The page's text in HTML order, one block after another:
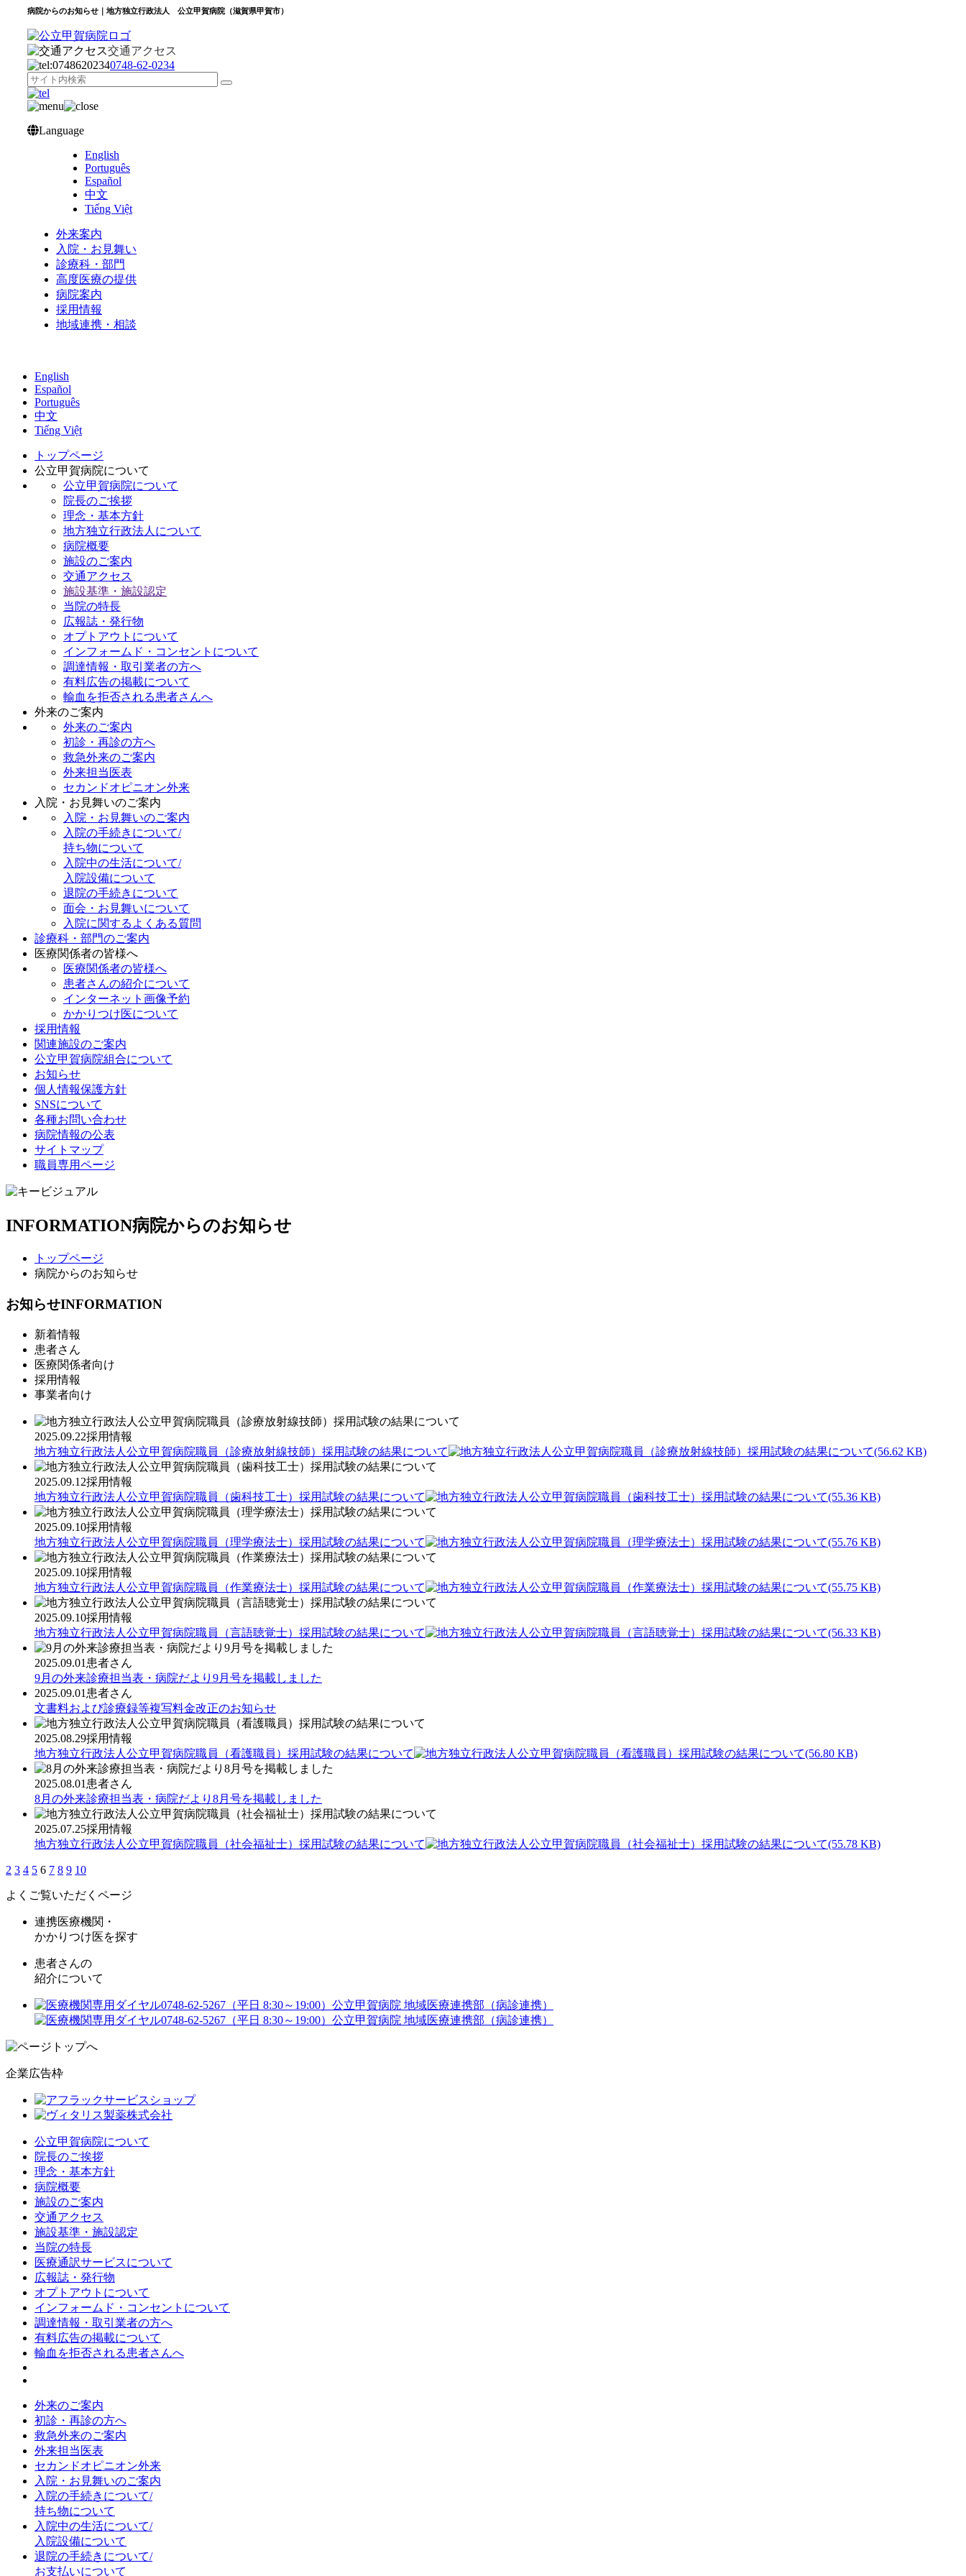
病院からのお知らせ｜地方独立行政法人 公立甲賀病院（滋賀県甲賀市）
交通アクセス
0748‐62‐0234
Language
English
Português
Español
中文
Tiếng Việt
外来案内
入院・お見舞い
診療科・部門
高度医療の提供
病院案内
採用情報
地域連携・相談
English
Español
Português
中文
Tiếng Việt
トップページ
公立甲賀病院について
公立甲賀病院について
院長のご挨拶
理念・基本方針
地方独立行政法人について
病院概要
施設のご案内
交通アクセス
施設基準・施設認定
当院の特長
広報誌・発行物
オプトアウトについて
インフォームド・コンセントについて
調達情報・取引業者の方へ
有料広告の掲載について
輸血を拒否される患者さんへ
外来のご案内
外来のご案内
初診・再診の方へ
救急外来のご案内
外来担当医表
セカンドオピニオン外来
入院・お見舞いのご案内
入院・お見舞いのご案内
入院の手続きについて/
持ち物について
入院中の生活について/
入院設備について
退院の手続きについて
面会・お見舞いについて
入院に関するよくある質問
診療科・部門のご案内
医療関係者の皆様へ
医療関係者の皆様へ
患者さんの紹介について
インターネット画像予約
かかりつけ医について
採用情報
関連施設のご案内
公立甲賀病院組合について
お知らせ
個人情報保護方針
SNSについて
各種お問い合わせ
病院情報の公表
サイトマップ
職員専用ページ
INFORMATION病院からのお知らせ
トップページ
病院からのお知らせ
お知らせINFORMATION
新着情報
患者さん
医療関係者向け
採用情報
事業者向け
2025.09.22採用情報
地方独立行政法人公立甲賀病院職員（診療放射線技師）採用試験の結果について
(56.62 KB)
2025.09.12採用情報
地方独立行政法人公立甲賀病院職員（歯科技工士）採用試験の結果について
(55.36 KB)
2025.09.10採用情報
地方独立行政法人公立甲賀病院職員（理学療法士）採用試験の結果について
(55.76 KB)
2025.09.10採用情報
地方独立行政法人公立甲賀病院職員（作業療法士）採用試験の結果について
(55.75 KB)
2025.09.10採用情報
地方独立行政法人公立甲賀病院職員（言語聴覚士）採用試験の結果について
(56.33 KB)
2025.09.01 患者さん
9月の外来診療担当表・病院だより9月号を掲載しました
2025.09.01 患者さん
文書料および診療録等複写料金改正のお知らせ
2025.08.29採用情報
地方独立行政法人公立甲賀病院職員（看護職員）採用試験の結果について
(56.80 KB)
2025.08.01 患者さん
8月の外来診療担当表・病院だより8月号を掲載しました
2025.07.25採用情報
地方独立行政法人公立甲賀病院職員（社会福祉士）採用試験の結果について
(55.78 KB)
2 3 4 5 6 7 8 9 10
よくご覧いただくページ
連携医療機関・
かかりつけ医を探す
患者さんの
紹介について
企業広告枠
公立甲賀病院について
院長のご挨拶
理念・基本方針
病院概要
施設のご案内
交通アクセス
施設基準・施設認定
当院の特長
医療通訳サービスについて
広報誌・発行物
オプトアウトについて
インフォームド・コンセントについて
調達情報・取引業者の方へ
有料広告の掲載について
輸血を拒否される患者さんへ
外来のご案内
初診・再診の方へ
救急外来のご案内
外来担当医表
セカンドオピニオン外来
入院・お見舞いのご案内
入院の手続きについて/
持ち物について
入院中の生活について/
入院設備について
退院の手続きについて/
お支払いについて